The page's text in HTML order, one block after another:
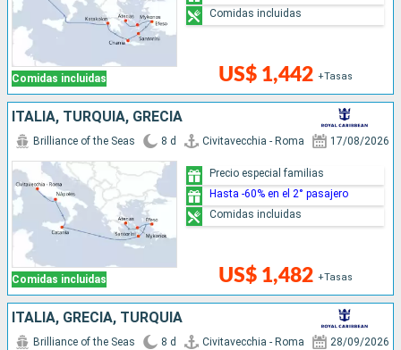
Comidas incluidas US$ 1,442 +Tasas
Comidas incluidas
ITALIA, TURQUÍA, GRECIA
Comidas incluidas
Brilliance of the Seas 8 d Civitavecchia - Roma 17/08/2026
US$ 1,482 +Tasas
Precio especial familias
Hasta -60% en el 2° pasajero
Comidas incluidas
ITALIA, GRECIA, TURQUÍA
Brilliance of the Seas 8 d Civitavecchia - Roma 28/09/2026